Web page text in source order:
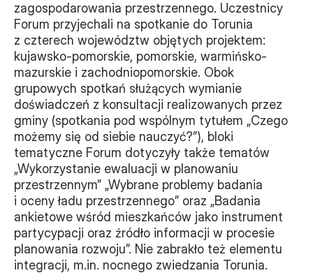
Projekty
XVII forum NGO
Projekt z powiatem
Przystąp
Członkostwo
Procedura
Monitorujemy
Działania z ostatnich lat
Sprawy
zagospodarowania przestrzennego. Uczestnicy
Forum przyjechali na spotkanie do Torunia
z czterech województw objętych projektem:
kujawsko-pomorskie, pomorskie, warmińsko-
mazurskie i zachodniopomorskie. Obok
grupowych spotkań służących wymianie
doświadczeń z konsultacji realizowanych przez
gminy (spotkania pod wspólnym tytułem „Czego
możemy się od siebie nauczyć?”), bloki
tematyczne Forum dotyczyły także tematów
„Wykorzystanie ewaluacji w planowaniu
przestrzennym” „Wybrane problemy badania
i oceny ładu przestrzennego” oraz „Badania
ankietowe wśród mieszkańców jako instrument
partycypacji oraz źródło informacji w procesie
planowania rozwoju”. Nie zabrakło też elementu
integracji, m.in. nocnego zwiedzania Torunia.